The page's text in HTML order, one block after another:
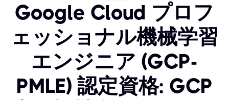
Google Cloud プロフ
ェッショナル機械学習
エンジニア (GCP-
PMLE) 認定資格: GCP